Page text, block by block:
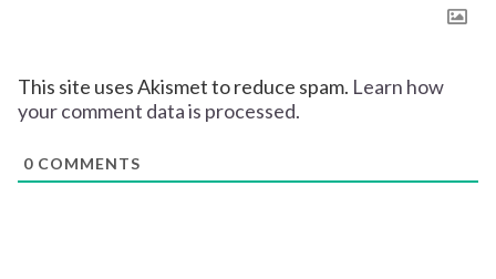
This site uses Akismet to reduce spam. Learn how
your comment data is processed.
0 COMMENTS